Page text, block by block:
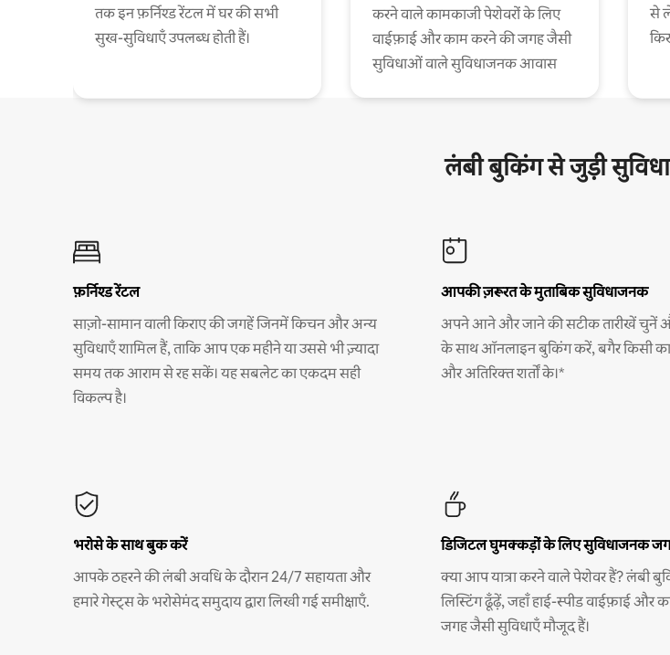
तक इन फ़र्निश्ड रेंटल में घर की सभी
सुख-सुविधाएँ उपलब्ध होती हैं।
करने वाले कामकाजी पेशेवरों के लिए
वाईफ़ाई और काम करने की जगह जैसी
सुविधाओं वाले सुविधाजनक आवास
से
लंबी बुकिंग से जुड़ी
फ़र्निश्ड रेंटल
साज़ो-सामान वाली किराए की जगहें जिनमें किचन और अन्य
सुविधाएँ शामिल हैं, ताकि आप एक महीने या उससे भी ज़्यादा
समय तक आराम से रह सकें। यह सबलेट का एकदम सही
विकल्प है।
आपकी ज़रूरत के मुताबिक सुविधाजनक
अपने आने और जाने की सटीक तारीखें चुनें
के साथ ऑनलाइन बुकिंग करें, बगैर किसी
और अतिरिक्त शर्तों के।*
भरोसे के साथ बुक करें
आपके ठहरने की लंबी अवधि के दौरान 24/7 सहायता और
हमारे गेस्ट्स के भरोसेमंद समुदाय द्वारा लिखी गई समीक्षाएँ.
डिजिटल घुमक्कड़ों के लिए सुविधाजनक
क्या आप यात्रा करने वाले पेशेवर हैं? लंबी
लिस्टिंग ढूँढ़ें, जहाँ हाई-स्पीड वाईफ़ाई और
जगह जैसी सुविधाएँ मौजूद हैं।